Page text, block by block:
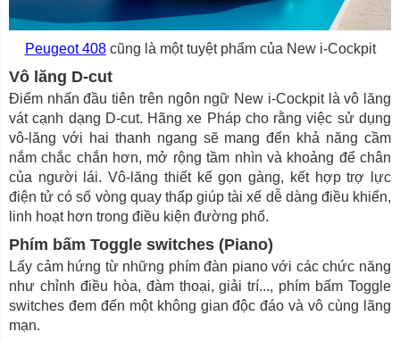
Peugeot 408cũng là một tuyệt phẩm của New i-Cockpit
Vô lăng D-cut
Điểm nhấn đầu tiên trên ngôn ngữ New i-Cockpit là vô lăng
vát cạnh dạng D-cut. Hãng xe Pháp cho rằng việc sử dụng
vô-lăng với hai thanh ngang sẽ mang đến khả năng cầm
nắm chắc chắn hơn, mở rộng tầm nhìn và khoảng để chân
của người lái. Vô-lăng thiết kế gọn gàng, kết hợp trợ lực
điện tử có số vòng quay thấp giúp tài xế dễ dàng điều khiển,
linh hoạt hơn trong điều kiện đường phố.
Phím bấm Toggle switches (Piano)
Lấy cảm hứng từ những phím đàn piano với các chức năng
như chỉnh điều hòa, đàm thoại, giải trí..., phím bấm Toggle
switches đem đến một không gian độc đáo và vô cùng lãng
mạn.